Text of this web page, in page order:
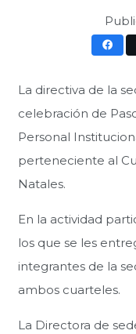
La directiva de la
celebración de
Personal
perteneciente al
Natales.
En la actividad
los que se les
integrantes de la
ambos cuarteles.
La Directora de